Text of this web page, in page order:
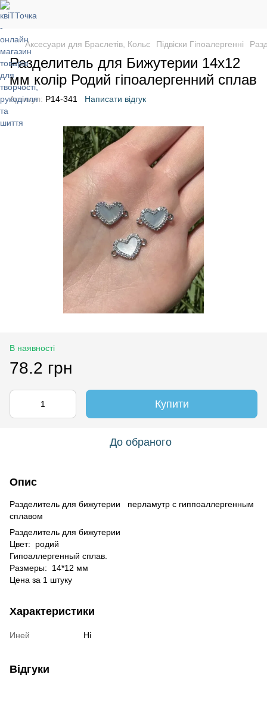
Аксесуари для Браслетів, Кольє Підвіски Гіпоалергенні
Разделитель для Бижутерии 14x12
мм колір Родий гіпоалергенний сплав
Артикул: P14-341 Написати відгук
В наявності
78.2 грн
Купити
До обраного
Опис
Разделитель для бижутерии перламутр с гиппоаллергенным
сплавом
Разделитель для бижутерии
Цвет: родий
Гипоаллергенный сплав.
Размеры:
14*12 мм
Цена за 1 штуку
Характеристики
Иней Ні
Відгуки